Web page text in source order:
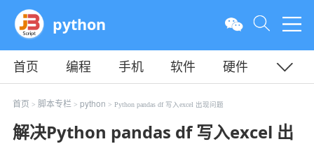
python
首页 编程 手机 软件
硬件
教程
平面 服务器
首页 > 脚本专栏> python > Python pandas df 写入excel 出现问题
解决Python pandas df 写入excel 出